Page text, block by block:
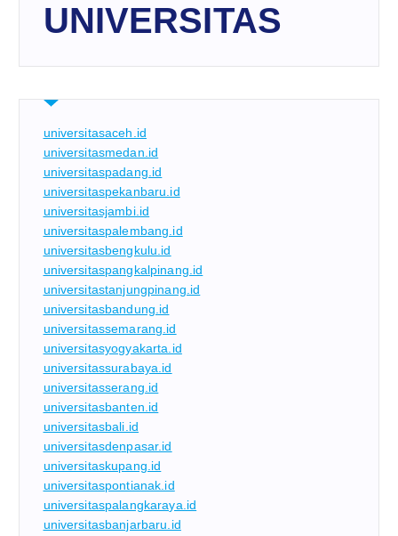
UNIVERSITAS
universitasaceh.id
universitasmedan.id
universitaspadang.id
universitaspekanbaru.id
universitasjambi.id
universitaspalembang.id
universitasbengkulu.id
universitaspangkalpinang.id
universitastanjungpinang.id
universitasbandung.id
universitassemarang.id
universitasyogyakarta.id
universitassurabaya.id
universitasserang.id
universitasbanten.id
universitasbali.id
universitasdenpasar.id
universitaskupang.id
universitaspontianak.id
universitaspalangkaraya.id
universitasbanjarbaru.id